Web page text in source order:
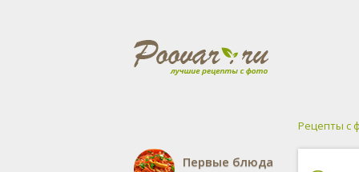
Первые блюда
Рецепты с